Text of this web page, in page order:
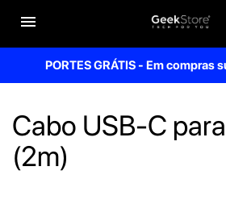

PORTES GRÁTIS - Em compras
Cabo USB-C
(2m)